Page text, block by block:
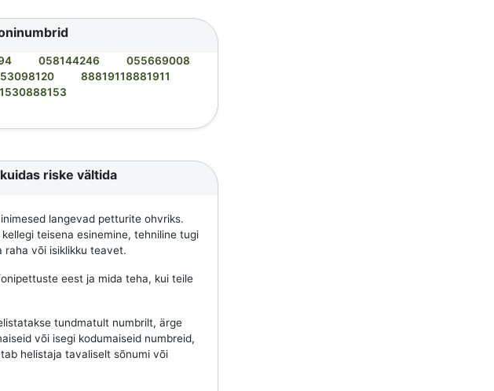
058144246
055669008
88819118881911
riske vältida
langevad petturite ohvriks.
teisena esinemine, tehniline tugi
raha või isiklikku teavet.
eest ja mida teha, kui teile
tundmatult numbrilt, ärge
või isegi kodumaiseid numbreid,
helistaja tavaliselt sõnumi või